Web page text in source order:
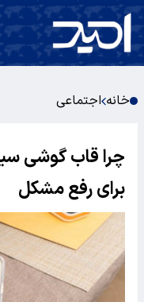
خانه اجتماعی
چرا قاب گوشی
برای رفع مشکل